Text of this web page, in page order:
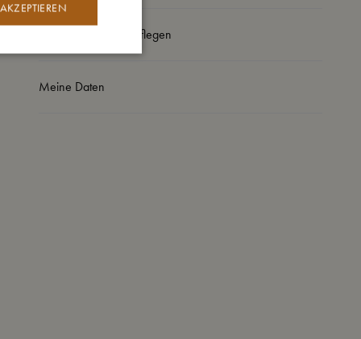
So kannst Du mich pflegen
Meine Daten